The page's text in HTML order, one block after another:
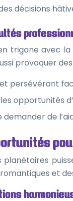
décisions
trigone avec
provoquer
persévérant
opportunités
de
planétaires
et